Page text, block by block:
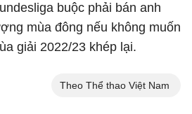
buộc phải bán anh
mùa đông nếu không muốn
giải 2022/23 khép lại.
Theo Thể thao Việt Nam